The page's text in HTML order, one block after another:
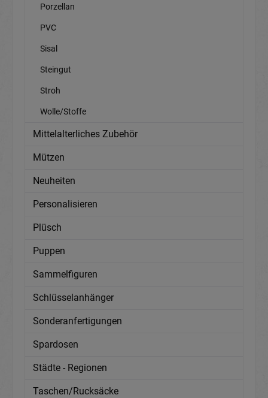
Porzellan
PVC
Sisal
Steingut
Stroh
Wolle/Stoffe
Mittelalterliches Zubehör
Mützen
Neuheiten
Personalisieren
Plüsch
Puppen
Sammelfiguren
Schlüsselanhänger
Sonderanfertigungen
Spardosen
Städte - Regionen
Taschen/Rucksäcke